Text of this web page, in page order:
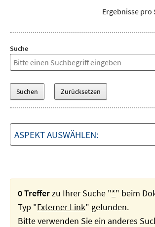
Ergebnisse pro
Suche
ASPEKT AUSWÄHLEN:
0 Trefferzu Ihrer Suche "*" beim
Typ "Externer Link" gefunden.
Bitte verwenden Sie ein anderes